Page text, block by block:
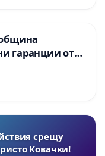
гаранции от
че ще се
норми!
срещу
Ковачки!